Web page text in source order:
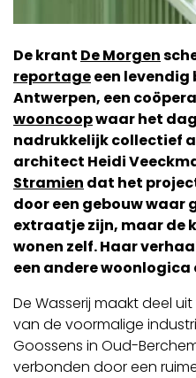
De krant De Morgen
reportageeen levendig
Antwerpen, een
wooncoopwaar het
nadrukkelijk collectief
architect Heidi
Stramien dat het
door een gebouw waar
extraatje zijn, maar de
wonen zelf. Haar
een andere
De Wasserij maakt deel
van de voormalige
Goossens in Oud-
verbonden door een